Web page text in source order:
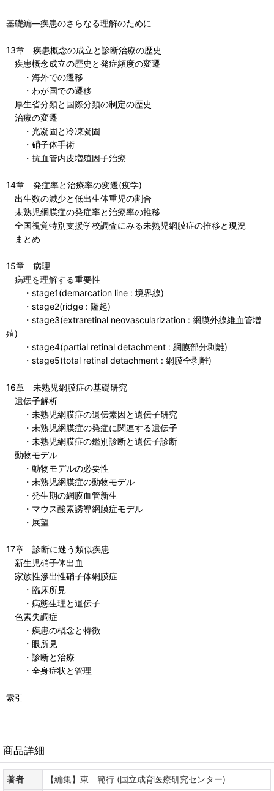
基礎編―疾患のさらなる理解のために
13章 疾患概念の成立と診断治療の歴史
疾患概念成立の歴史と発症頻度の変遷
・海外での遷移
・わが国での遷移
厚生省分類と国際分類の制定の歴史
治療の変遷
・光凝固と冷凍凝固
・硝子体手術
・抗血管内皮増殖因子治療
14章 発症率と治療率の変遷(疫学)
出生数の減少と低出生体重児の割合
未熟児網膜症の発症率と治療率の推移
全国視覚特別支援学校調査にみる未熟児網膜症の推移と現況
まとめ
15章 病理
病理を理解する重要性
・stage1(demarcation line : 境界線)
・stage2(ridge : 隆起)
・stage3(extraretinal neovascularization : 網膜外線維血管増
殖)
・stage4(partial retinal detachment : 網膜部分剥離)
・stage5(total retinal detachment : 網膜全剥離)
16章 未熟児網膜症の基礎研究
遺伝子解析
・未熟児網膜症の遺伝素因と遺伝子研究
・未熟児網膜症の発症に関連する遺伝子
・未熟児網膜症の鑑別診断と遺伝子診断
動物モデル
・動物モデルの必要性
・未熟児網膜症の動物モデル
・発生期の網膜血管新生
・マウス酸素誘導網膜症モデル
・展望
17章 診断に迷う類似疾患
新生児硝子体出血
家族性滲出性硝子体網膜症
・臨床所見
・病態生理と遺伝子
色素失調症
・疾患の概念と特徴
・眼所見
・診断と治療
・全身症状と管理
索引
商品詳細
著者
【編集】東 範行 (国立成育医療研究センター)